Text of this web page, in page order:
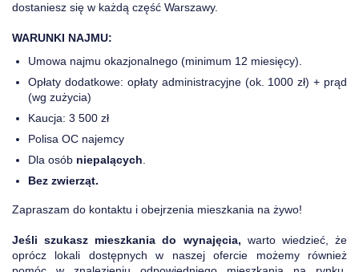
dostaniesz się w każdą część Warszawy.
WARUNKI NAJMU:
Umowa najmu okazjonalnego (minimum 12 miesięcy).
Opłaty dodatkowe: opłaty administracyjne (ok. 1000 zł) + prąd
(wg zużycia)
Kaucja: 3 500 zł
Polisa OC najemcy
Dla osób niepalących
Bez zwierząt.
Zapraszam do kontaktu i obejrzenia mieszkania na żywo!
Jeśli szukasz mieszkania do wynajęcia, warto wiedzieć, że
oprócz lokali dostępnych w naszej ofercie możemy również